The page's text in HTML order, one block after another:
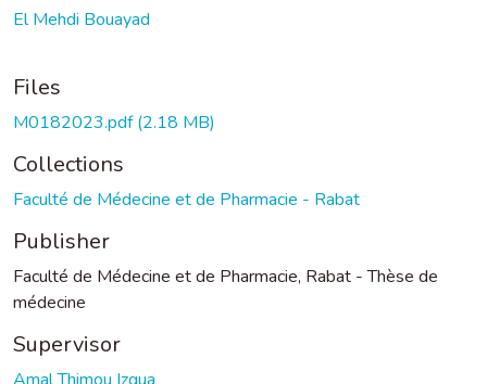
El Mehdi Bouayad
Files
M0182023.pdf(2.18 MB)
Collections
Faculté de Médecine et de Pharmacie - Rabat
Publisher
Faculté de Médecine et de Pharmacie, Rabat - Thèse de
médecine
Supervisor